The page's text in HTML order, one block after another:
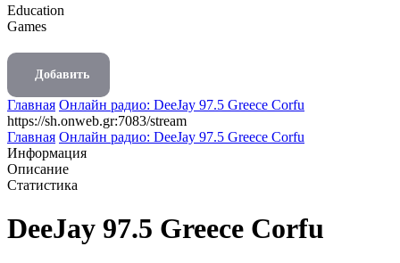
Education
Games
Добавить
Главная Онлайн радио: DeeJay 97.5 Greece Corfu
https://sh.onweb.gr:7083/stream
Главная Онлайн радио: DeeJay 97.5 Greece Corfu
Информация
Описание
Статистика
DeeJay 97.5 Greece Corfu